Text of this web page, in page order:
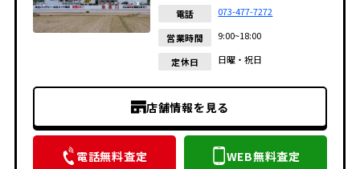
電話
073-477-7272
営業時間 9:00~18:00
定休日 日曜・祝日
店舗情報を見る
電話無料査定 WEB無料査定